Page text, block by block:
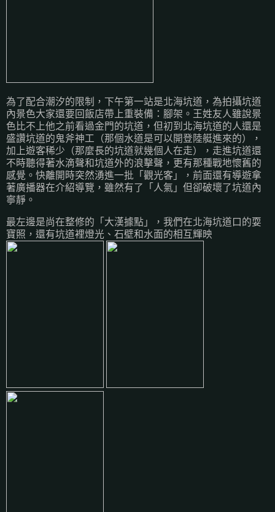
為了配合潮汐的限制，下午第一站是北海坑道，為拍攝坑道
內景色大家還要回飯店帶上重裝備：腳架。王姓友人雖說景
色比不上他之前看過金門的坑道，但初到北海坑道的人還是
盛讚坑道的鬼斧神工（那個水道是可以開登陸艇進來的），
加上遊客稀少（那麼長的坑道就幾個人在走），走進坑道還
不時聽得著水滴聲和坑道外的浪擊聲，更有那種戰地懷舊的
感覺。快離開時突然湧進一批「觀光客」，前面還有導遊拿
著廣播器在介紹導覽，雖然有了「人氣」但卻破壞了坑道內
寧靜。
最左邊是尚在整修的「大漢據點」，我們在北海坑道口的耍
寶照，還有坑道裡燈光、石壁和水面的相互輝映